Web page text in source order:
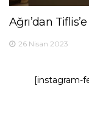
Ağrı’dan
26 Nisan 2023
[instagram-